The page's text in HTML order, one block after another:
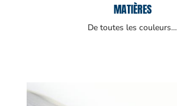
MATIÈRES
De toutes les couleurs…